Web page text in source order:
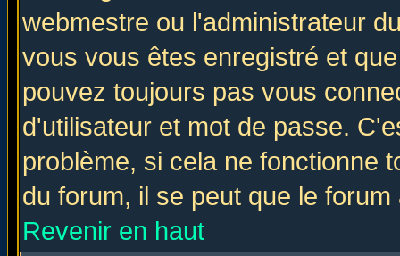
webmestre ou l'administrateur
vous vous êtes enregistré et
pouvez toujours pas vous
d'utilisateur et mot de passe.
problème, si cela ne fonctionne
du forum, il se peut que le
Revenir en haut